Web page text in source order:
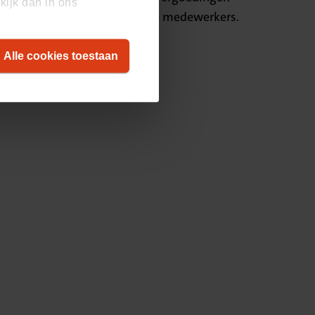
Alle cookies toestaan
Chat dan met een van onze medewerkers.